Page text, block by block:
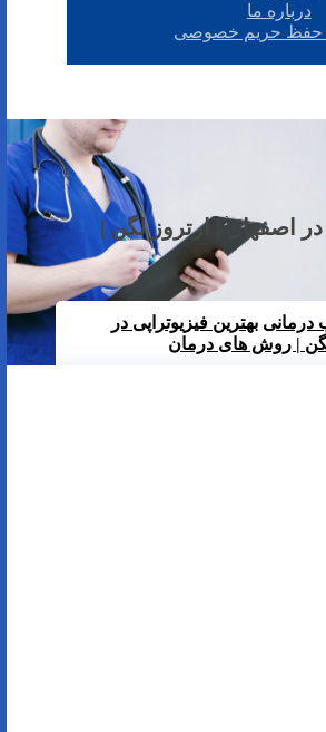
درباره ما
حفظ حریم خصوصی
در اصفهان | ارتروز لگن |
درمانی بهترین فیزیوتراپی در
لگن | روش های درمان